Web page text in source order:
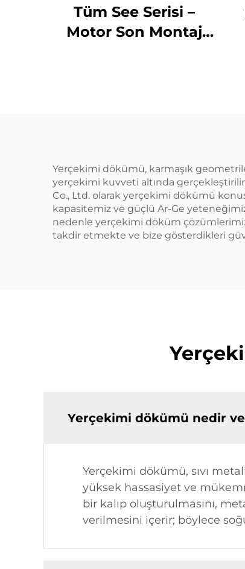
Tüm See Serisi –
Motor Son Montaj
Yerçekimi dökümü, karmaşık
yerçekimi kuvveti altında
Co., Ltd. olarak yerçekimi dökümü
kapasitemiz ve güçlü Ar-Ge
nedenle yerçekimi döküm
takdir etmekte ve bize gösterdikleri
Yerçekimi dökümü nedir ve
Yerçekimi dökümü, sıvı
yüksek hassasiyet ve
bir kalıp oluşturulmasını,
verilmesini içerir; böylece